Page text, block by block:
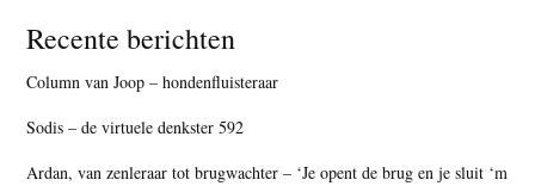
Recente berichten
Column van Joop – hondenfluisteraar
Sodis – de virtuele denkster 592
Ardan, van zenleraar tot brugwachter – ‘Je opent de brug en je sluit ‘m